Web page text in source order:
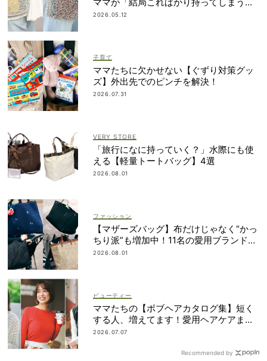
ママが「結局こればかり持ってしまう」
納得の理由
2026.05.12
子育て
ママたちに欠かせない【ぐずり対策グッ
ズ】外出先でのピンチを解決！
2026.07.31
VERY STORE
「旅行になに持っていく？」水際にも使
える【軽量トートバッグ】4選
2026.08.01
ファッション
【マザーズバッグ】布だけじゃなく“かっ
ちり派”も増加中！11名の愛用ブランド
は？
2026.08.01
ビューティー
ママたちの【ボブヘアカタログ集】短く
する人、増えてます！愛用ヘアケアまで
全部見せ
2026.07.07
Recommended by